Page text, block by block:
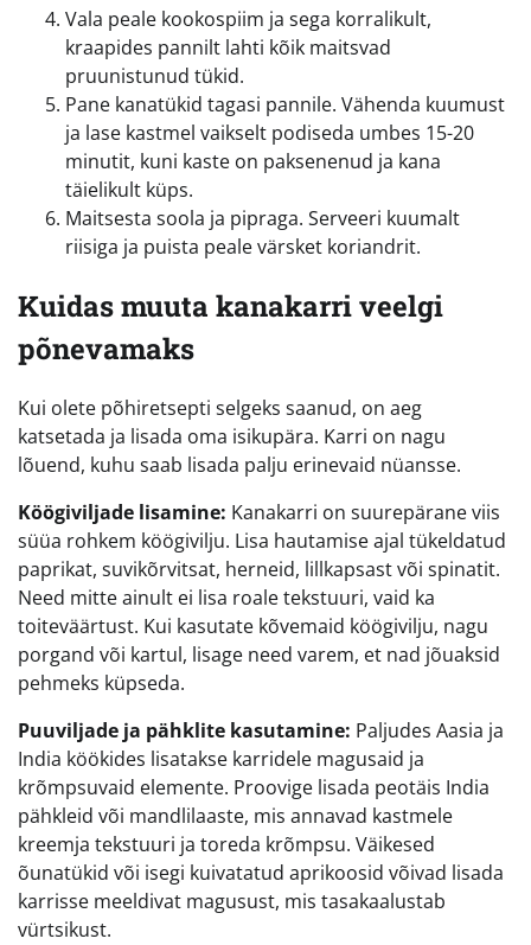
Vala peale kookospiim ja sega korralikult,
kraapides pannilt lahti kõik maitsvad
pruunistunud tükid.
Pane kanatükid tagasi pannile. Vähenda kuumust
ja lase kastmel vaikselt podiseda umbes 15-20
minutit, kuni kaste on paksenenud ja kana
täielikult küps.
Maitsesta soola ja pipraga. Serveeri kuumalt
riisiga ja puista peale värsket koriandrit.
Kuidas muuta kanakarri veelgi
põnevamaks
Kui olete põhiretsepti selgeks saanud, on aeg
katsetada ja lisada oma isikupära. Karri on nagu
lõuend, kuhu saab lisada palju erinevaid nüansse.
Köögiviljade lisamine: Kanakarri on suurepärane viis
süüa rohkem köögivilju. Lisa hautamise ajal tükeldatud
paprikat, suvikõrvitsat, herneid, lillkapsast või spinatit.
Need mitte ainult ei lisa roale tekstuuri, vaid ka
toiteväärtust. Kui kasutate kõvemaid köögivilju, nagu
porgand või kartul, lisage need varem, et nad jõuaksid
pehmeks küpseda.
Puuviljade ja pähklite kasutamine: Paljudes Aasia ja
India köökides lisatakse karridele magusaid ja
krõmpsuvaid elemente. Proovige lisada peotäis India
pähkleid või mandlilaaste, mis annavad kastmele
kreemja tekstuuri ja toreda krõmpsu. Väikesed
õunatükid või isegi kuivatatud aprikoosid võivad lisada
karrisse meeldivat magusust, mis tasakaalustab
vürtsikust.